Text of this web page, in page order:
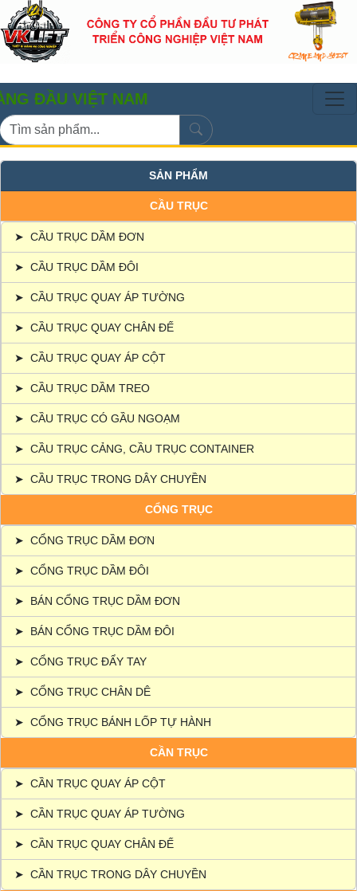
VIỆT NAM
SẢN PHẨM
CẦU TRỤC
➤ CẦU TRỤC DẦM ĐƠN
➤ CẦU TRỤC DẦM ĐÔI
➤ CẦU TRỤC QUAY ÁP TƯỜNG
➤ CẦU TRỤC QUAY CHÂN ĐẾ
➤ CẦU TRỤC QUAY ÁP CỘT
➤ CẦU TRỤC DẦM TREO
➤ CẦU TRỤC CÓ GẦU NGOẠM
➤ CẦU TRỤC CẢNG, CẦU TRỤC CONTAINER
➤ CẦU TRỤC TRONG DÂY CHUYỀN
CỔNG TRỤC
➤ CỔNG TRỤC DẦM ĐƠN
➤ CỔNG TRỤC DẦM ĐÔI
➤ BÁN CỔNG TRỤC DẦM ĐƠN
➤ BÁN CỔNG TRỤC DẦM ĐÔI
➤ CỔNG TRỤC ĐẨY TAY
➤ CỔNG TRỤC CHÂN DÊ
➤ CỔNG TRỤC BÁNH LỐP TỰ HÀNH
CẦN TRỤC
➤ CẦN TRỤC QUAY ÁP CỘT
➤ CẦN TRỤC QUAY ÁP TƯỜNG
➤ CẦN TRỤC QUAY CHÂN ĐẾ
➤ CẦN TRỤC TRONG DÂY CHUYỀN